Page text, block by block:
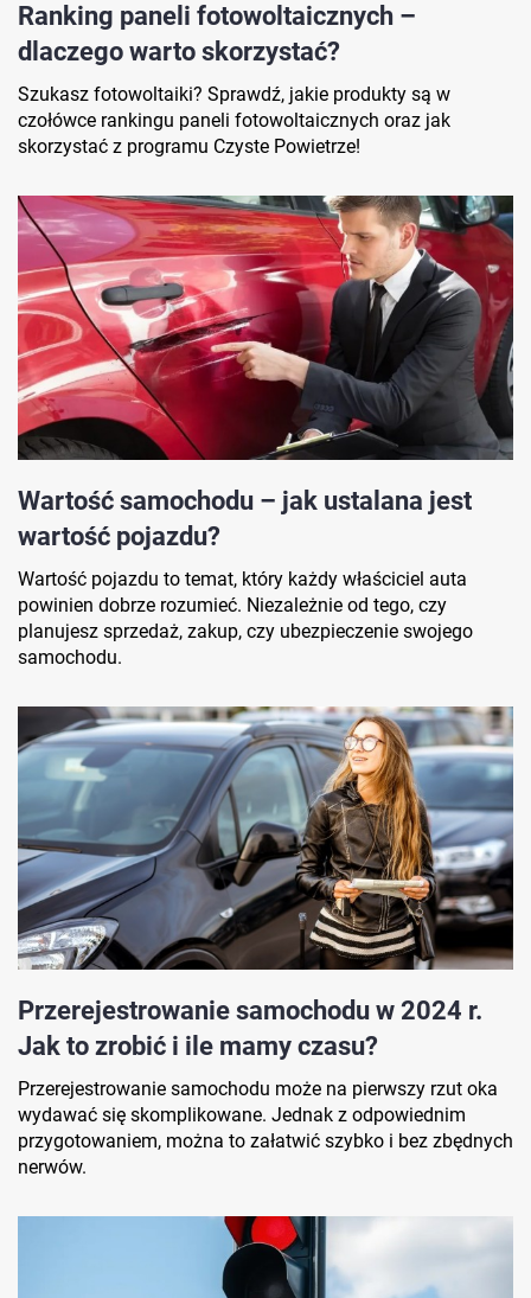
Ranking paneli fotowoltaicznych –
dlaczego warto skorzystać?
Szukasz fotowoltaiki? Sprawdź, jakie produkty są w
czołówce rankingu paneli fotowoltaicznych oraz jak
skorzystać z programu Czyste Powietrze!
Wartość samochodu – jak ustalana jest
wartość pojazdu?
Wartość pojazdu to temat, który każdy właściciel auta
powinien dobrze rozumieć. Niezależnie od tego, czy
planujesz sprzedaż, zakup, czy ubezpieczenie swojego
samochodu.
Przerejestrowanie samochodu w 2024 r.
Jak to zrobić i ile mamy czasu?
Przerejestrowanie samochodu może na pierwszy rzut oka
wydawać się skomplikowane. Jednak z odpowiednim
przygotowaniem, można to załatwić szybko i bez zbędnych
nerwów.